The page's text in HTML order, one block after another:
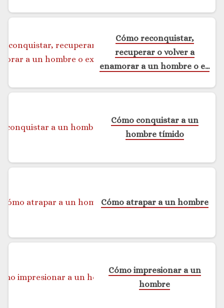
Cómo reconquistar,
recuperar o volver a
enamorar a un hombre o ex
Cómo conquistar a un
hombre tímido
Cómo atrapar a un hombre
Cómo impresionar a un
hombre